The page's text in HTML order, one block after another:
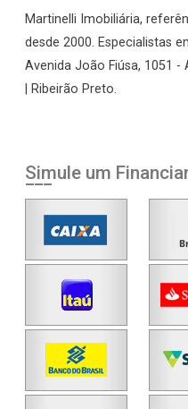
Martinelli Imobiliária,
desde 2000. Especialistas
Avenida João Fiúsa, 1051 -
| Ribeirão Preto.
Simule um